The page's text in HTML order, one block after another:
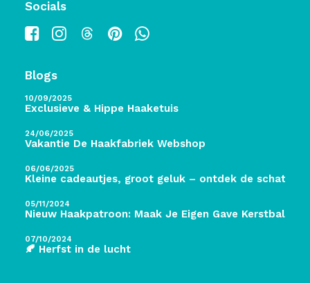
Socials
Blogs
10/09/2025
Exclusieve & Hippe Haaketuis
24/06/2025
Vakantie De Haakfabriek Webshop
06/06/2025
Kleine cadeautjes, groot geluk – ontdek de schatten
05/11/2024
Nieuw Haakpatroon: Maak Je Eigen Gave Kerstballen!
07/10/2024
🍂 Herfst in de lucht